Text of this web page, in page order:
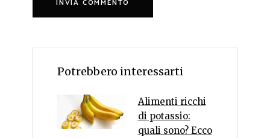
Potrebbero interessarti
Alimenti ricchi
di potassio:
quali sono? Ecco